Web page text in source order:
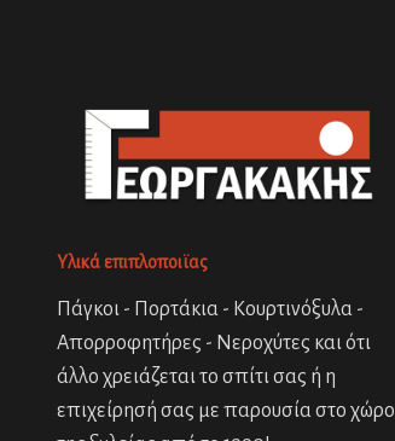
Υλικά επιπλοποιϊας
Πάγκοι - Πορτάκια - Κουρτινόξυλα -
Απορροφητήρες - Νεροχύτες και ότι
άλλο χρειάζεται το σπίτι σας ή η
επιχείρησή σας με παρουσία στο χώρο